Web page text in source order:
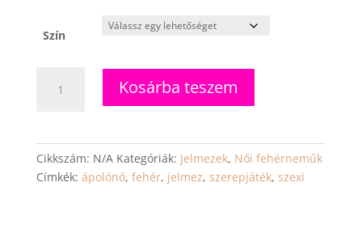
Szín
Donna
ápolónő
jelmez
mennyiség
Kosárba teszem
Cikkszám: N/A Kategóriák: Jelmezek, Női fehérneműk
Címkék: ápolónő, fehér, jelmez, szerepjáték, szexi